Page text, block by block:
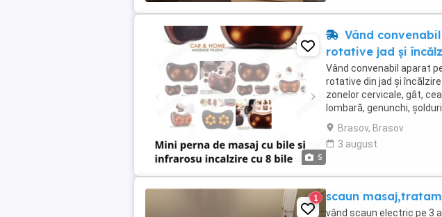
5
Vând
rotative jad și
Vând convenabil aparat
rotative din jad și
zonelor cervicale, gât,
lombară, genunchi,
de 220 V, nu consumă ...
Brasov, Brasov
3 august
1 scaun
vând scaun electric pe 3